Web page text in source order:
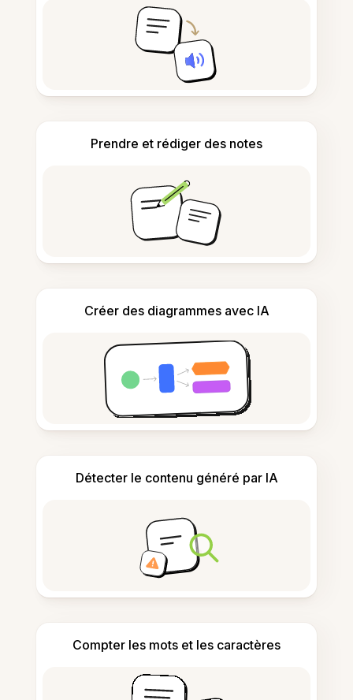
Prendre et rédiger des notes
Créer des diagrammes avec IA
Détecter le contenu généré par IA
Compter les mots et les caractères